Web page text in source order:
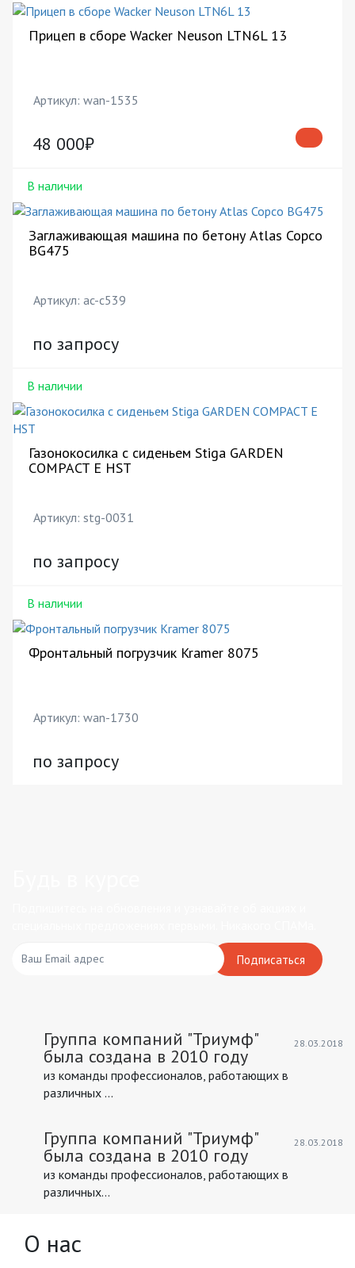
Прицеп в сборе Wacker Neuson LTN6L 13
Артикул: wan-1535
48 000₽
В наличии
Заглаживающая машина по бетону Atlas Copco
BG475
Артикул: ac-c539
по запросу
В наличии
Газонокосилка с сиденьем Stiga GARDEN
COMPACT E HST
Артикул: stg-0031
по запросу
В наличии
Фронтальный погрузчик Kramer 8075
Артикул: wan-1730
по запросу
Подписаться
28.03.2018
Группа компаний "Триумф"
была создана в 2010 году
из команды профессионалов, работающих в
различных ...
28.03.2018
Группа компаний "Триумф"
была создана в 2010 году
из команды профессионалов, работающих в
различных...
О нас